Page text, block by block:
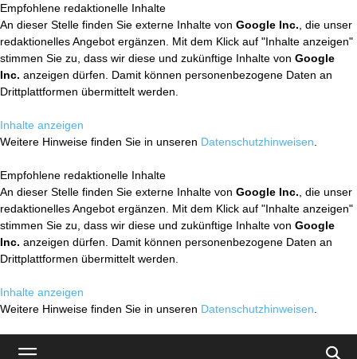
Empfohlene redaktionelle Inhalte
An dieser Stelle finden Sie externe Inhalte von Google Inc. , die unser
redaktionelles Angebot ergänzen. Mit dem Klick auf "Inhalte anzeigen"
stimmen Sie zu, dass wir diese und zukünftige Inhalte von Google
Inc. anzeigen dürfen. Damit können personenbezogene Daten an
Drittplattformen übermittelt werden.
Inhalte anzeigen
Weitere Hinweise finden Sie in unseren Datenschutzhinweisen
Empfohlene redaktionelle Inhalte
An dieser Stelle finden Sie externe Inhalte von Google Inc. , die unser
redaktionelles Angebot ergänzen. Mit dem Klick auf "Inhalte anzeigen"
stimmen Sie zu, dass wir diese und zukünftige Inhalte von Google
Inc. anzeigen dürfen. Damit können personenbezogene Daten an
Drittplattformen übermittelt werden.
Inhalte anzeigen
Weitere Hinweise finden Sie in unseren Datenschutzhinweisen